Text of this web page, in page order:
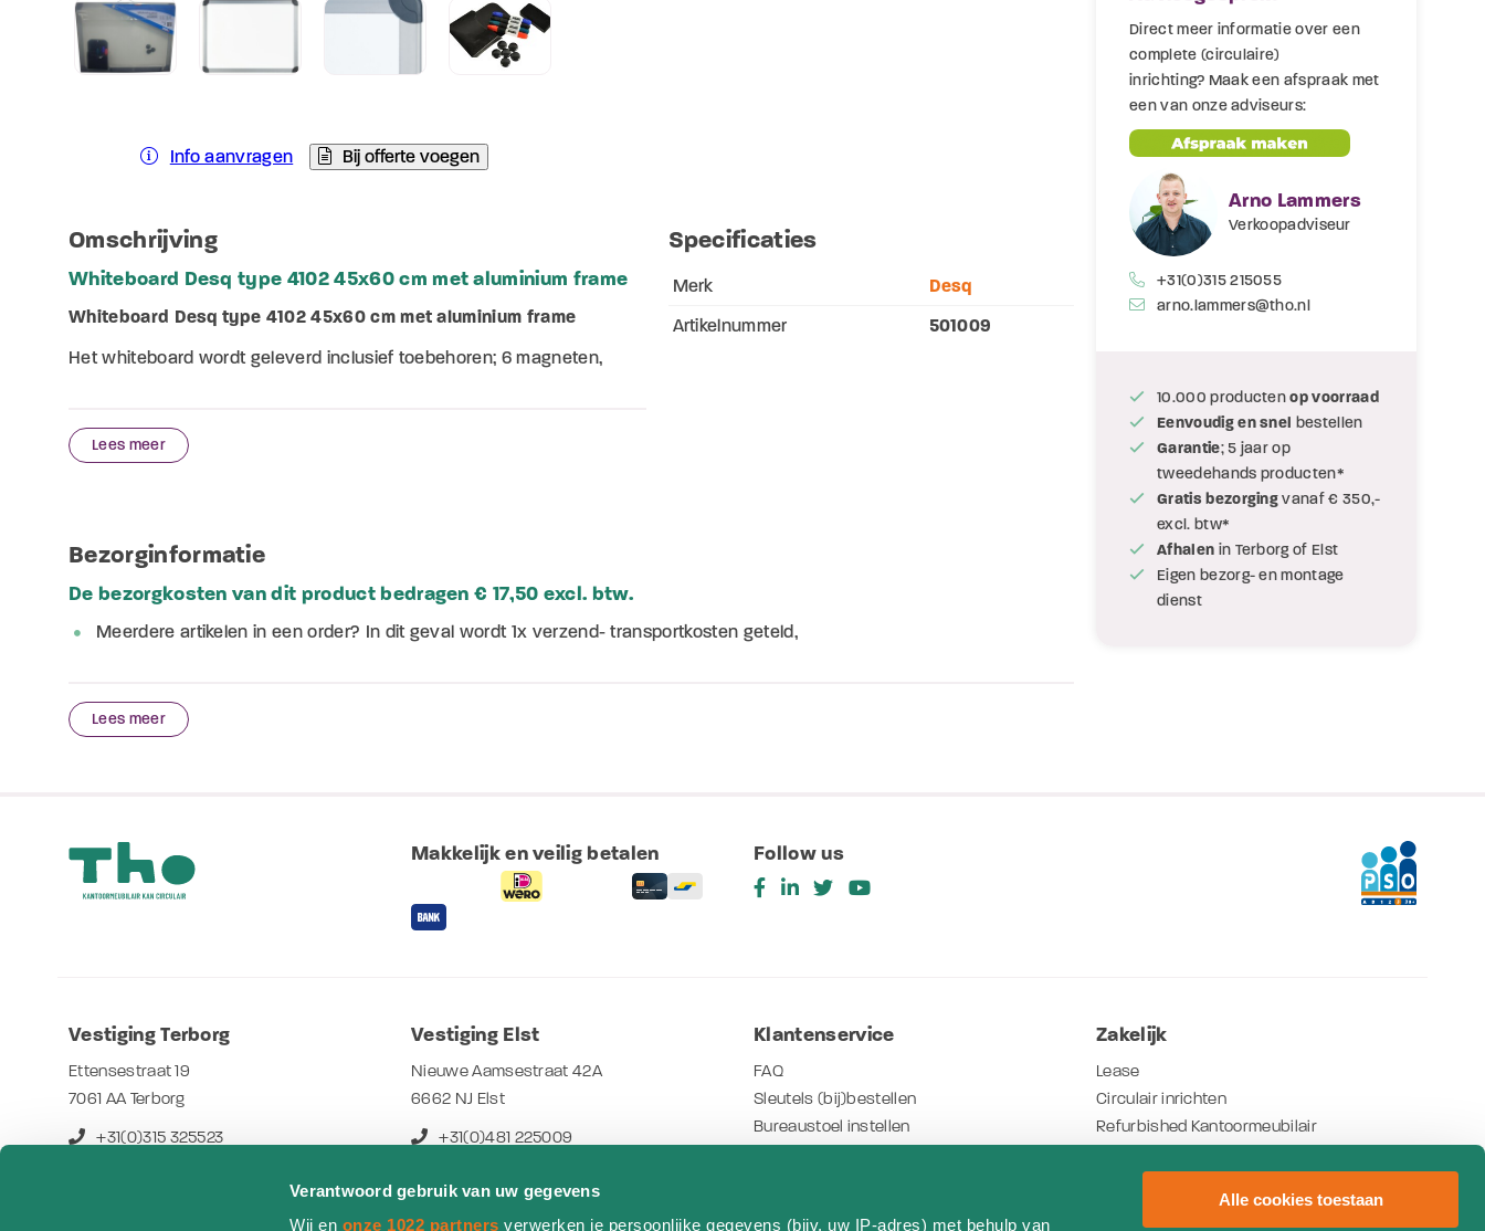
Verantwoord gebruik van uw gegevens
Wij en onze 1022 partners verwerken je persoonlijke gegevens (bijv. uw IP-adres) met behulp van
Alle cookies toestaan
Info aanvragen Bij offerte voegen
Omschrijving
Whiteboard Desq type 4102 45x60 cm met aluminium frame
Whiteboard Desq type 4102 45x60 cm met aluminium frame
Het whiteboard wordt geleverd inclusief toebehoren; 6 magneten,
Lees meer
Specificaties
Merk
Desq
Artikelnummer
501009
Bezorginformatie
De bezorgkosten van dit product bedragen € 17,50 excl. btw.
Meerdere artikelen in een order? In dit geval wordt 1x verzend- transportkosten geteld,
Lees meer
Direct meer informatie over een
complete (circulaire)
inrichting? Maak een afspraak met
een van onze adviseurs:
Arno Lammers
Verkoopadviseur
+31(0)315 215055
arno.lammers@tho.nl
10.000 productenop voorraad
Eenvoudig en snel bestellen
Garantie; 5 jaar op
tweedehands producten*
Gratis bezorgingvanaf € 350,-
excl. btw*
Afhalen in Terborg of Elst
Eigen bezorg- en montage
dienst
Makkelijk en veilig betalen Follow us
Vestiging Terborg
Ettensestraat 19
7061 AA Terborg
+31(0)315 325523
Vestiging Elst
Nieuwe Aamsestraat 42A
6662 NJ Elst
+31(0)481 225009
Openingstijden
Klantenservice
FAQ
Sleutels (bij)bestellen
Bureaustoel instellen
Zakelijk
Lease
Circulair inrichten
Refurbished Kantoormeubilair